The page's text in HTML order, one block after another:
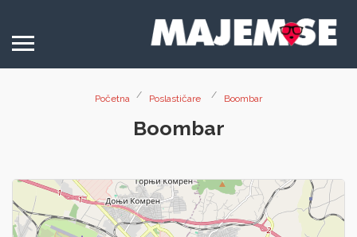
Početna Poslastičare Boombar
Boombar